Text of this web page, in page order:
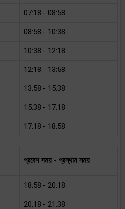
07:18 - 08:58
08:58 - 10:38
10:38 - 12:18
12:18 - 13:58
13:58 - 15:38
15:38 - 17:18
17:18 - 18:58
প্রবেশ সময় - প্রস্থান সময়
18:58 - 20:18
20:18 - 21:38